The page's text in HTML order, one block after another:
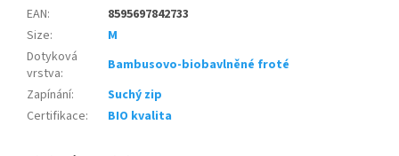
EAN:
8595697842733
Size:
M
Dotyková
vrstva:
Bambusovo-biobavlněné froté
Zapínání:
Suchý zip
Certifikace: BIO kvalita